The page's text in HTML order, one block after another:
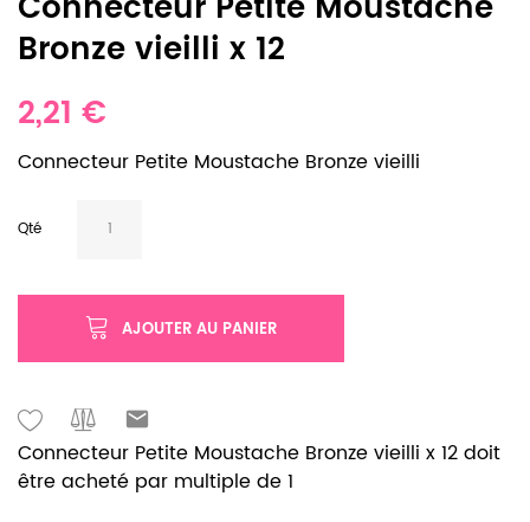
Bronze vieilli x 12
2,21 €
Connecteur Petite Moustache Bronze vieilli
Qté
AJOUTER AU PANIER
Connecteur Petite Moustache Bronze vieilli x 12 doit
être acheté par multiple de 1